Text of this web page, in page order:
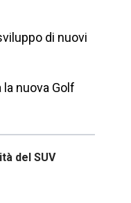
di nuovi
nuova Golf
del SUV